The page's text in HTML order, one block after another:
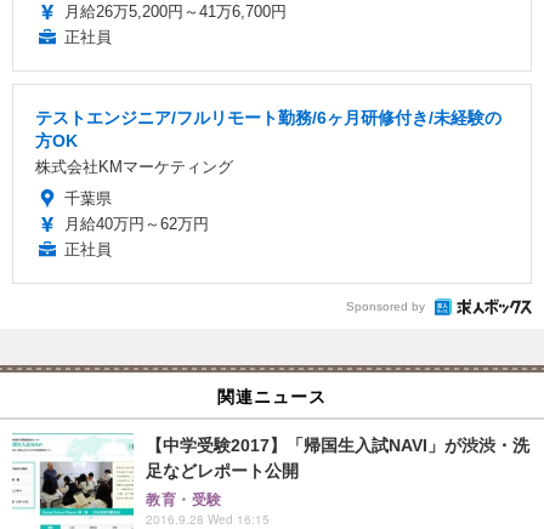
月給26万5,200円～41万6,700円
正社員
テストエンジニア/フルリモート勤務/6ヶ月研修付き/未経験の
方OK
株式会社KMマーケティング
千葉県
月給40万円～62万円
正社員
Sponsored by
関連ニュース
【中学受験2017】「帰国生入試NAVI」が渋渋・洗
足などレポート公開
教育・受験
2016.9.28 Wed 16:15